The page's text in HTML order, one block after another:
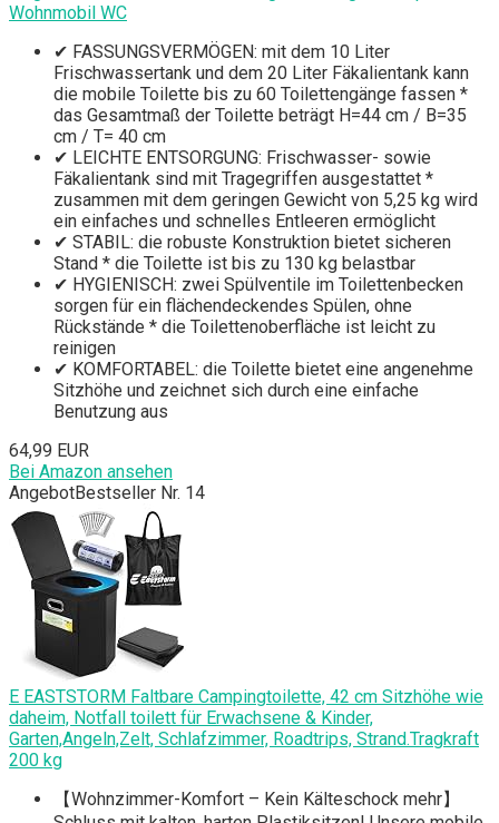
Wohnmobil WC
✔ FASSUNGSVERMÖGEN: mit dem 10 Liter
Frischwassertank und dem 20 Liter Fäkalientank kann
die mobile Toilette bis zu 60 Toilettengänge fassen *
das Gesamtmaß der Toilette beträgt H=44 cm / B=35
cm / T= 40 cm
✔ LEICHTE ENTSORGUNG: Frischwasser- sowie
Fäkalientank sind mit Tragegriffen ausgestattet *
zusammen mit dem geringen Gewicht von 5,25 kg wird
ein einfaches und schnelles Entleeren ermöglicht
✔ STABIL: die robuste Konstruktion bietet sicheren
Stand * die Toilette ist bis zu 130 kg belastbar
✔ HYGIENISCH: zwei Spülventile im Toilettenbecken
sorgen für ein flächendeckendes Spülen, ohne
Rückstände * die Toilettenoberfläche ist leicht zu
reinigen
✔ KOMFORTABEL: die Toilette bietet eine angenehme
Sitzhöhe und zeichnet sich durch eine einfache
Benutzung aus
64,99 EUR
Bei Amazon ansehen
AngebotBestseller Nr. 14
E EASTSTORM Faltbare Campingtoilette, 42 cm Sitzhöhe wie
daheim, Notfall toilett für Erwachsene & Kinder,
Garten,Angeln,Zelt, Schlafzimmer, Roadtrips, Strand.Tragkraft
200 kg
【Wohnzimmer-Komfort – Kein Kälteschock mehr】